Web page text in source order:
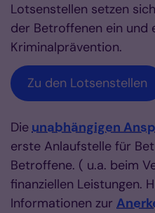
Lotsenstellen setzen
der Betroffenen ein und
Kriminalprävention.
Zu den Lotsenstellen
Dieunabhängigen
erste Anlaufstelle für
Betroffene. ( u.a. beim
finanziellen Leistungen.
Informationen zur